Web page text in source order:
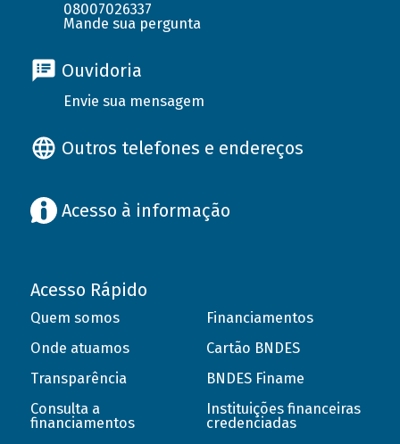
08007026337
Mande sua pergunta
Ouvidoria
Envie sua mensagem
Outros telefones e endereços
Acesso à informação
Acesso Rápido
Quem somos
Onde atuamos
Transparência
Consulta a
financiamentos
Financiamentos
Cartão BNDES
BNDES Finame
Instituições financeiras
credenciadas